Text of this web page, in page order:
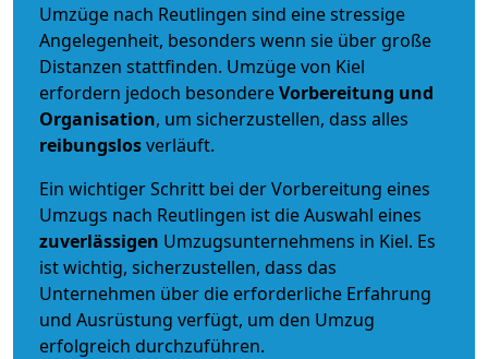
Umzüge nach Reutlingen sind eine stressige
Angelegenheit, besonders wenn sie über große
Distanzen stattfinden. Umzüge von Kiel
erfordern jedoch besondereVorbereitung und
Organisation, um sicherzustellen, dass alles
reibungslosverläuft.
Ein wichtiger Schritt bei der Vorbereitung eines
Umzugs nach Reutlingen ist die Auswahl eines
zuverlässigen Umzugsunternehmens in Kiel. Es
ist wichtig, sicherzustellen, dass das
Unternehmen über die erforderliche Erfahrung
und Ausrüstung verfügt, um den Umzug
erfolgreich durchzuführen.